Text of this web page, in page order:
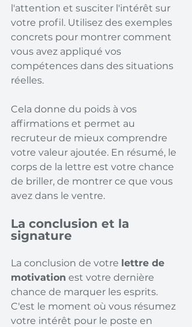
l'attention et susciter l'intérêt sur
votre profil. Utilisez des exemples
concrets pour montrer comment
vous avez appliqué vos
compétences dans des situations
réelles.
Cela donne du poids à vos
affirmations et permet au
recruteur de mieux comprendre
votre valeur ajoutée. En résumé, le
corps de la lettre est votre chance
de briller, de montrer ce que vous
avez dans le ventre.
La conclusion et la
signature
La conclusion de votre lettre de
motivation est votre dernière
chance de marquer les esprits.
C'est le moment où vous résumez
votre intérêt pour le poste en